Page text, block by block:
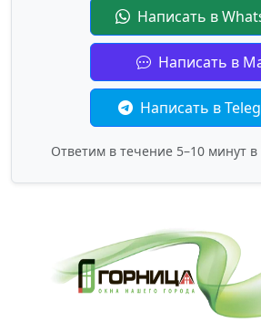
Написать в
Написать в
Написать в
Ответим в течение 5–10 минут